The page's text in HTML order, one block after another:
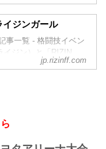
！
メンバー紹介
推薦枠を含めた計12名
」として活躍する
は、9月19日（土）にさ
リーナで開催される
のリングだ！リ
台は8月9日/10日にぴあ
！リングを華麗に彩る
を応援しよう！
続することが出来て嬉
イジンガール
事一覧 - 格闘技イベン
イジン）と「RIZIN
」（ライジン
jp.rizinff.com